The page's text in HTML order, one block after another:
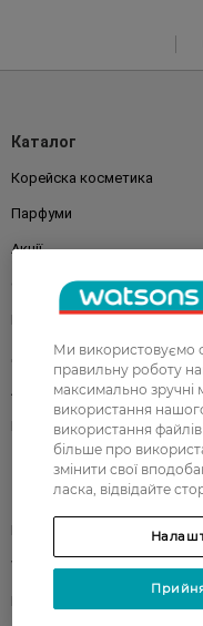
Каталог
Корейска косметика
Парфуми
Акції
Обличчя
Подарунки
Аксесуари
Бренди
Клієнтам
Watsons Club
Ми використовуємо
правильну роботу
максимально
використання
використання
більше про
змінити свої
ласка, відвідайте